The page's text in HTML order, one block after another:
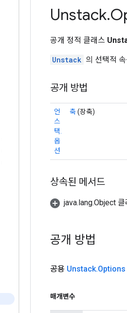
Unstack.
공개 정적 클래스
Unstack 의 선택적 속
공개 방법
언
스
택.
옵
션
축(장축)
상속된 메서드
java.lang.Object 클
공개 방법
공용 Unstack.Options
매개변수